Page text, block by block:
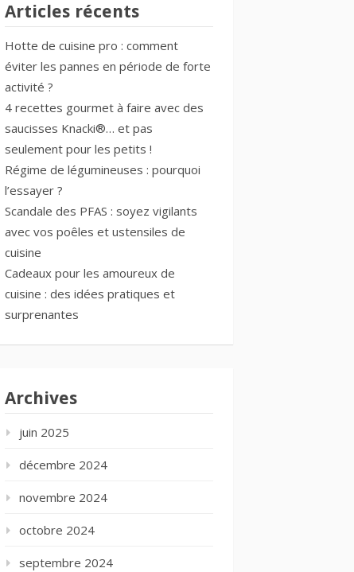
Articles récents
Hotte de cuisine pro : comment
éviter les pannes en période de forte
activité ?
4 recettes gourmet à faire avec des
saucisses Knacki®… et pas
seulement pour les petits !
Régime de légumineuses : pourquoi
l’essayer ?
Scandale des PFAS : soyez vigilants
avec vos poêles et ustensiles de
cuisine
Cadeaux pour les amoureux de
cuisine : des idées pratiques et
surprenantes
Archives
juin 2025
décembre 2024
novembre 2024
octobre 2024
septembre 2024